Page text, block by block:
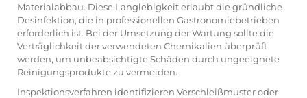
Materialabbau. Diese Langlebigkeit erlaubt die gründliche
Desinfektion, die in professionellen Gastronomiebetrieben
erforderlich ist. Bei der Umsetzung der Wartung sollte die
Verträglichkeit der verwendeten Chemikalien überprüft
werden, um unbeabsichtigte Schäden durch ungeeignete
Reinigungsprodukte zu vermeiden.
Inspektionsverfahren identifizieren Verschleißmuster oder